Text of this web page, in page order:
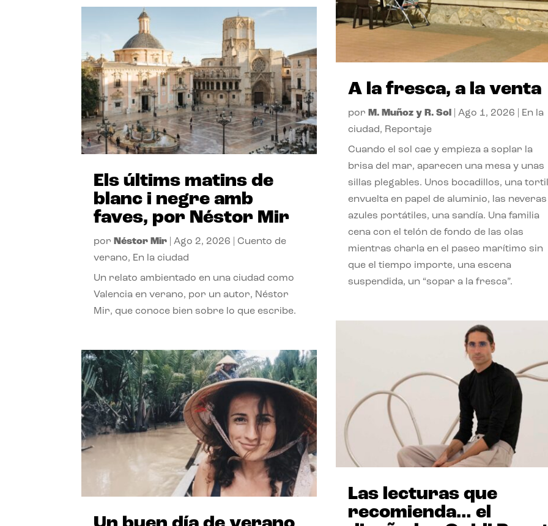
Els últims matins de
blanc i negre amb
faves, por Néstor Mir
por Néstor Mir |Ago 2, 2026 |Cuento de
verano, En la ciudad
Un relato ambientado en una ciudad como
Valencia en verano, por un autor, Néstor
Mir, que conoce bien sobre lo que escribe.
A la fresca, a la venta
por M. Muñoz y R. Sol Ago 1, 2026
En la
ciudad, Reportaje
Cuando el sol cae y empieza a soplar la
brisa del mar, aparecen una mesa y unas
sillas plegables. Unos bocadillos, una
envuelta en papel de aluminio, las neveras
azules portátiles, una sandía. Una familia
cena con el telón de fondo de las olas
mientras charla en el paseo marítimo sin
que el tiempo importe, una escena
suspendida, un “sopar a la fresca”.
Las lecturas que
recomienda… el